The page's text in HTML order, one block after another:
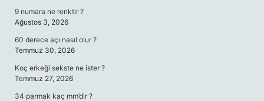
9 numara ne renktir ?
Ağustos 3, 2026
60 derece açı nasıl olur ?
Temmuz 30, 2026
Koç erkeği sekste ne ister ?
Temmuz 27, 2026
34 parmak kaç mm’dir ?